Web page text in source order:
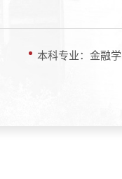
本科专业：金融学